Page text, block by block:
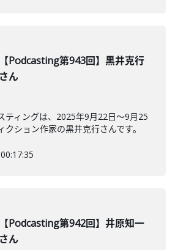
【Podcasting第943回】黒井克行
さん
ティングは、2025年9月22日〜9月25
クション作家の黒井克行さんです。
00:17:35
【Podcasting第942回】井原知一
さん